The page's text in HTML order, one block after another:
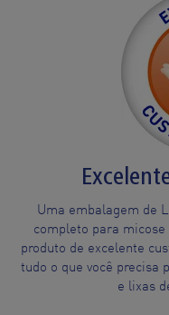
Uma embalagem de
completo para
produto de excelente
tudo o que você precisa
e lixas